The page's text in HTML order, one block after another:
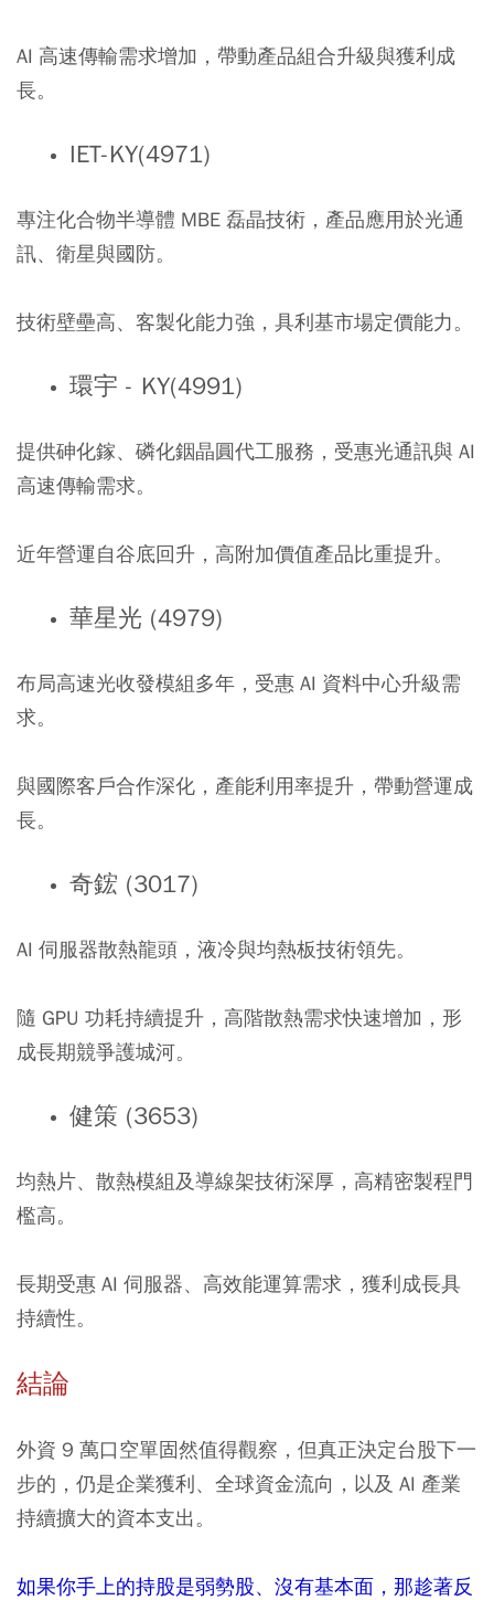
AI 高速傳輸需求增加，帶動產品組合升級與獲利成
長。
IET-KY(4971)
專注化合物半導體 MBE 磊晶技術，產品應用於光通
訊、衛星與國防。
技術壁壘高、客製化能力強，具利基市場定價能力。
環宇 - KY(4991)
提供砷化鎵、磷化銦晶圓代工服務，受惠光通訊與 AI
高速傳輸需求。
近年營運自谷底回升，高附加價值產品比重提升。
華星光 (4979)
布局高速光收發模組多年，受惠 AI 資料中心升級需
求。
與國際客戶合作深化，產能利用率提升，帶動營運成
長。
奇鋐 (3017)
AI 伺服器散熱龍頭，液冷與均熱板技術領先。
隨 GPU 功耗持續提升，高階散熱需求快速增加，形
成長期競爭護城河。
健策 (3653)
均熱片、散熱模組及導線架技術深厚，高精密製程門
檻高。
長期受惠 AI 伺服器、高效能運算需求，獲利成長具
持續性。
結論
外資 9 萬口空單固然值得觀察，但真正決定台股下一
步的，仍是企業獲利、全球資金流向，以及 AI 產業
持續擴大的資本支出。
如果你手上的持股是弱勢股、沒有基本面，那趁著反